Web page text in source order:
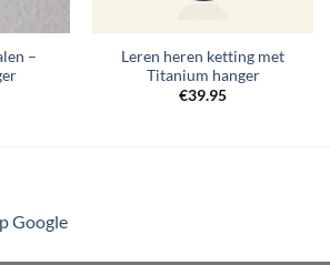
–
Leren heren ketting met
Titanium hanger
€39.95
Google